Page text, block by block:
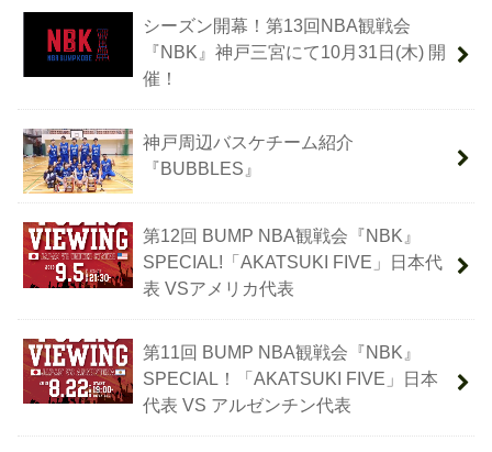
シーズン開幕！第13回NBA観戦会
『NBK』神戸三宮にて10月31日(木) 開
催！
神戸周辺バスケチーム紹介
『BUBBLES』
第12回 BUMP NBA観戦会『NBK』
SPECIAL!「AKATSUKI FIVE」日本代
表 VSアメリカ代表
第11回 BUMP NBA観戦会『NBK』
SPECIAL！「AKATSUKI FIVE」日本
代表 VS アルゼンチン代表